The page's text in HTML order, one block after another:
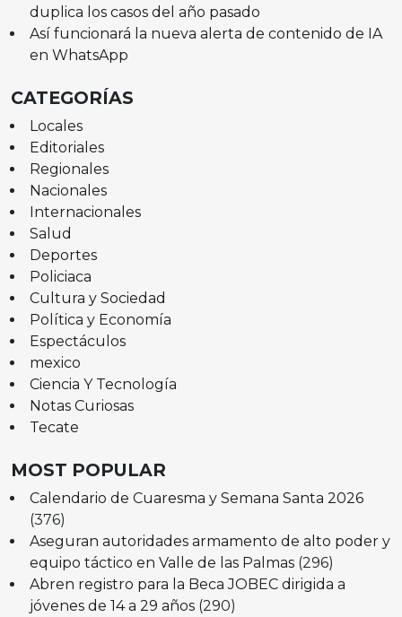
duplica los casos del año pasado
Así funcionará la nueva alerta de contenido de IA
en WhatsApp
CATEGORÍAS
Locales
Editoriales
Regionales
Nacionales
Internacionales
Salud
Deportes
Policiaca
Cultura y Sociedad
Política y Economía
Espectáculos
mexico
Ciencia Y Tecnología
Notas Curiosas
Tecate
MOST POPULAR
Calendario de Cuaresma y Semana Santa 2026
(376)
Aseguran autoridades armamento de alto poder y
equipo táctico en Valle de las Palmas (296)
Abren registro para la Beca JOBEC dirigida a
jóvenes de 14 a 29 años (290)